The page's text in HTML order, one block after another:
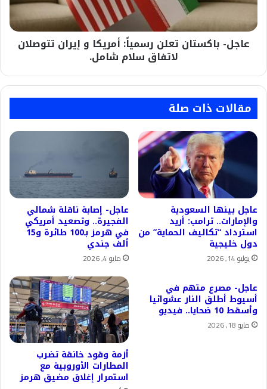
إيران
لاتفاق
سلام
عاجل- باكستان تعلن رسمياً: أمريكا و إيران تتوصلان
لاتفاق سلام شامل.
مقالات ذات صلة
عاجل بينها السعودية
والإمارات.. ترامب: أريد
استرداد “تكاليف الحماية” من
دول خليجية
يوليو 14, 2026
عاجل- إصابة ناقلة شمالي
الفجيرة.. وتصعيد أمريكي
في هرمز بـ100 طائرة و15
ألف جندي
مايو 4, 2026
عاجل- مصرع متهم في
أسيوط أطلق النار عشوائيا
وأسقط 10 ضحايا.. فيديو
مايو 18, 2026
أزمة وقود خانقة تضرب
المطارات الأوروبية مع
استمرار إغلاق مضيق هرمز